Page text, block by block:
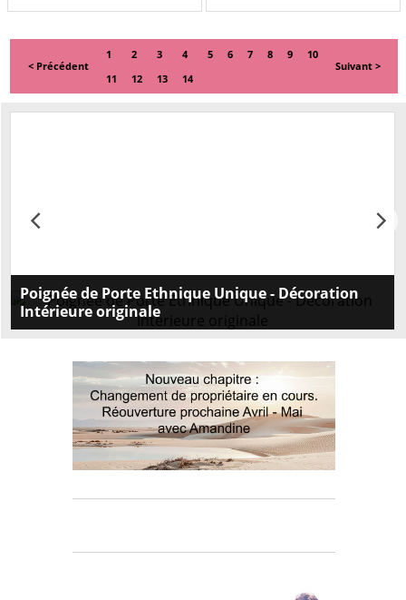
< Précédent
1 2 3 4 5 6 7 8 9
10
11
12 13 14
Suivant >
Poignée de Porte Ethnique Unique - Décoration
Intérieure originale
originales ethniques. Style unique et qualité
supérieure. Commandez maintenant pour une
touche d'exception!